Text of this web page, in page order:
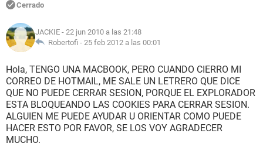
Cerrado
JACKIE - 22 jun 2010 a las 21:48
Robertofi - 25 feb 2012 a las 00:01
Hola, TENGO UNA MACBOOK, PERO CUANDO CIERRO MI
CORREO DE HOTMAIL, ME SALE UN LETRERO QUE DICE
QUE NO PUEDE CERRAR SESION, PORQUE EL EXPLORADOR
ESTA BLOQUEANDO LAS COOKIES PARA CERRAR SESION.
ALGUIEN ME PUEDE AYUDAR U ORIENTAR COMO PUEDE
HACER ESTO POR FAVOR, SE LOS VOY AGRADECER
MUCHO.